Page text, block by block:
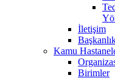
İletişim
Kamu
Birimler